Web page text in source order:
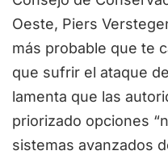
Oeste, Piers
más probable que te
que sufrir el ataque
lamenta que las
priorizado opciones
sistemas avanzados